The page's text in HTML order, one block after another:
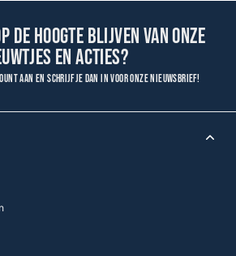
de hoogte blijven van onze
en acties?
aan en schrijf je dan in voor onze nieuwsbrief!